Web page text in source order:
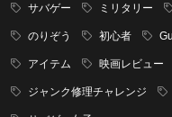
サバゲー ミリタリー
のりぞう 初心者
アイテム 映画レビュー
ジャンク修理チャレンジ